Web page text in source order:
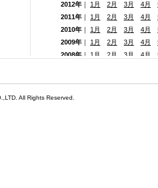
2012年 ｜ 1月 2月 3月 4月
2011年 ｜ 1月 2月 3月 4月
2010年 ｜ 1月 2月 3月 4月
2009年 ｜ 1月 2月 3月 4月
2008年 ｜ 1月 2月 3月 4月
All Rights Reserved.